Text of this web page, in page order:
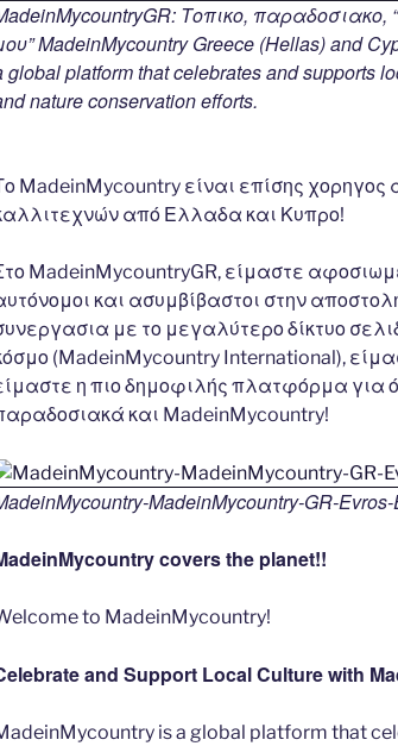
Τοπικο,
MadeinMycountry Greece (Hellas) and
global platform that celebrates and supports
nature conservation efforts.
MadeinMycountry είναι επίσης χορηγος
από Ελλαδα και Κυπρο!
MadeinMycountryGR, είμαστε
και ασυμβίβαστοι στην
με το μεγαλύτερο δίκτυο
(MadeinMycountry International),
η πιο δημοφιλής πλατφόρμα για
και MadeinMycountry!
MadeinMycountry-GR-
covers the planet!!
to MadeinMycountry!
and Support Local Culture with
is a global platform that